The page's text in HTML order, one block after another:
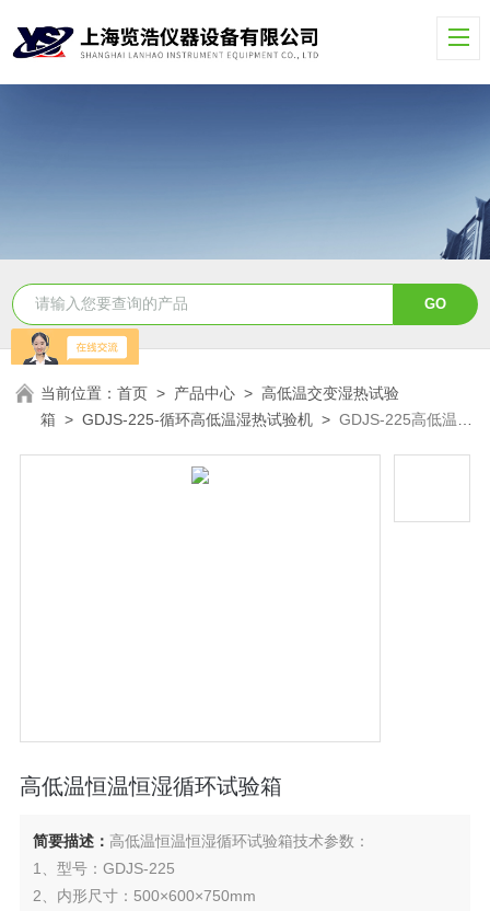
当前位置：首页 > 产品中心 >高低温交变湿热试验
箱 >GDJS-225-循环高低温湿热试验机 >GDJS-225高低温恒
高低温恒温恒湿循环试验箱
简要描述： 高低温恒温恒湿循环试验箱技术参数：
1、型号：GDJS-225
2、内形尺寸：500×600×750mm